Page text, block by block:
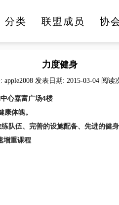
分类
医疗健康
联盟成员 协
力度健身
apple2008 发表日期: 2015-03-04 阅读
心嘉富广场4楼
体魄。
、完善的设施配备、先进的健身
重课程